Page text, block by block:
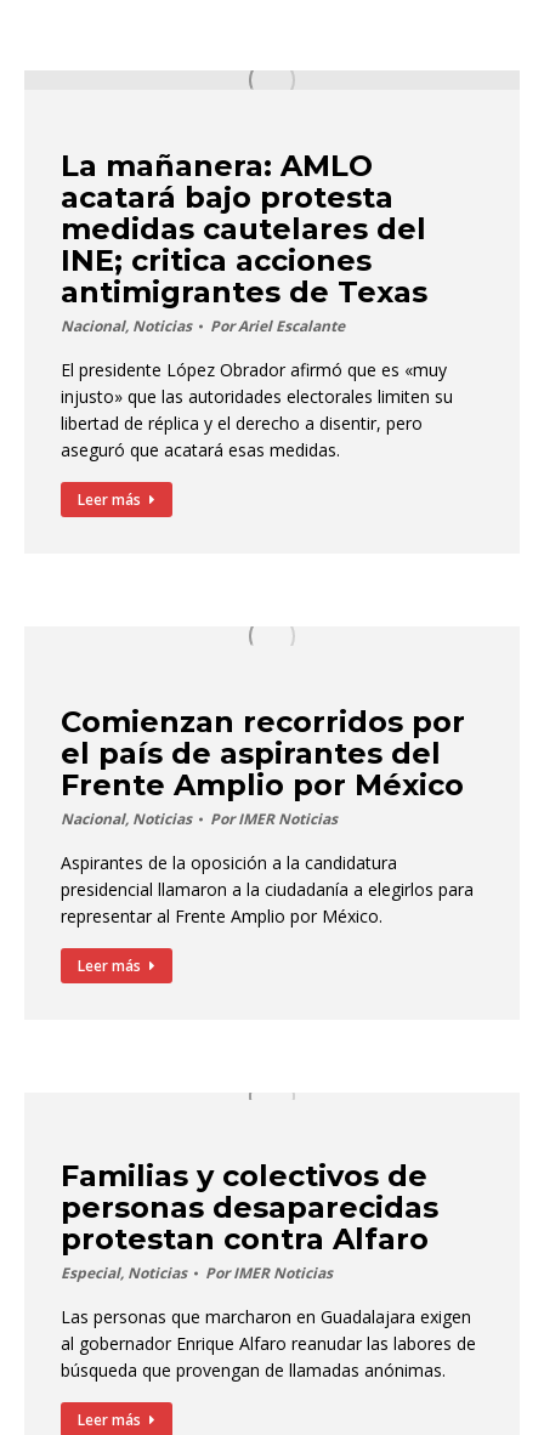
La mañanera: AMLO
acatará bajo protesta
medidas cautelares del
INE; critica acciones
antimigrantes de Texas
Nacional, Noticias PorAriel Escalante
El presidente López Obrador afirmó que es «muy
injusto» que las autoridades electorales limiten su
libertad de réplica y el derecho a disentir, pero
aseguró que acatará esas medidas.
Leer más
Comienzan recorridos por
el país de aspirantes del
Frente Amplio por México
Nacional, Noticias PorIMER Noticias
Aspirantes de la oposición a la candidatura
presidencial llamaron a la ciudadanía a elegirlos para
representar al Frente Amplio por México.
Leer más
Familias y colectivos de
personas desaparecidas
protestan contra Alfaro
Especial, Noticias PorIMER Noticias
Las personas que marcharon en Guadalajara exigen
al gobernador Enrique Alfaro reanudar las labores de
búsqueda que provengan de llamadas anónimas.
Leer más